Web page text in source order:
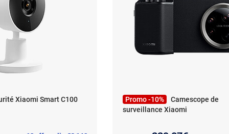
Xiaomi Smart C100
Promo -10%
Camescope de
surveillance Xiaomi